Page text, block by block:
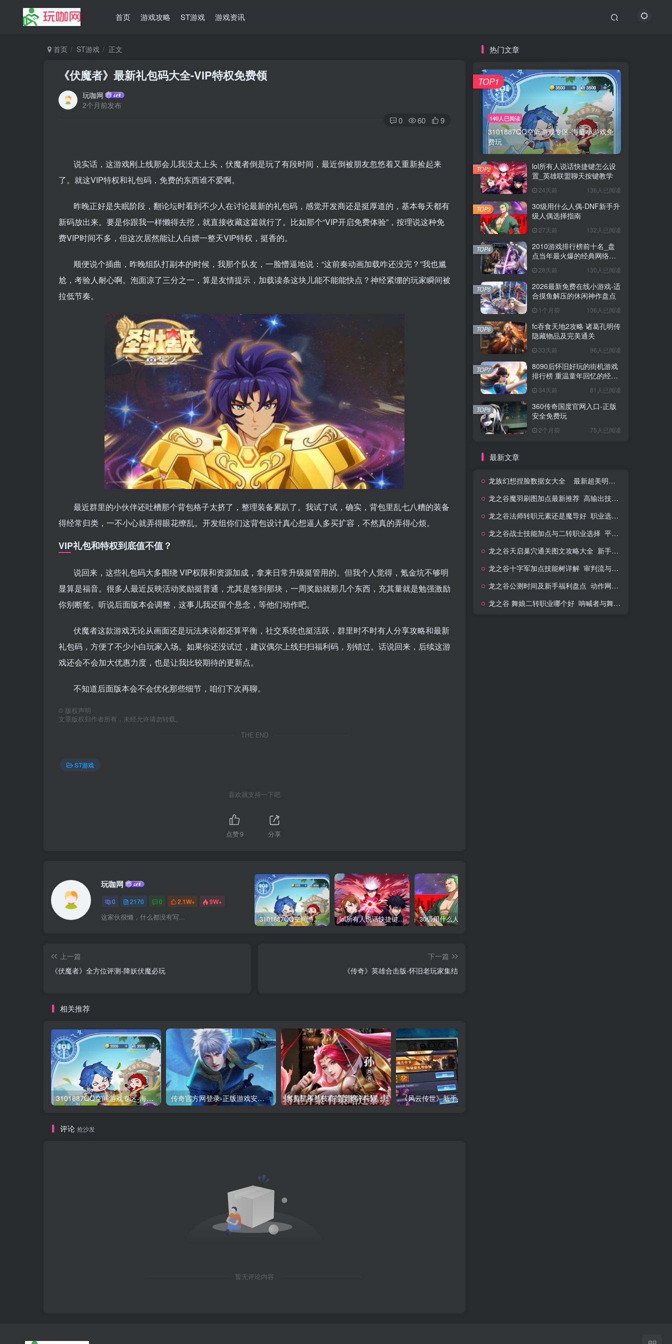
首页 游戏攻略 ST游戏 游戏资讯
首页 ST游戏 正文
《伏魔者》最新礼包码大全-VIP特权免费领
玩咖网
2个月前发布
0 60 9
说实话，这游戏刚上线那会儿我没太上头，伏魔者倒是玩了有段时间，最近倒被朋友忽悠着又重新捡起来
了。就这VIP特权和礼包码，免费的东西谁不爱啊。
昨晚正好是失眠阶段，翻论坛时看到不少人在讨论最新的礼包码，感觉开发商还是挺厚道的，基本每天都有
新码放出来。要是你跟我一样懒得去挖，就直接收藏这篇就行了。比如那个“VIP开启免费体验”，按理说这种免
费VIP时间不多，但这次居然能让人白嫖一整天VIP特权，挺香的。
顺便说个插曲，昨晚组队打副本的时候，我那个队友，一脸懵逼地说：“这前奏动画加载咋还没完？”我也尴
尬，考验人耐心啊。泡面凉了三分之一，算是友情提示，加载读条这块儿能不能能快点？神经紧绷的玩家瞬间被
拉低节奏。
最近群里的小伙伴还吐槽那个背包格子太挤了，整理装备累趴了。我试了试，确实，背包里乱七八糟的装备
得经常归类，一不小心就弄得眼花缭乱。开发组你们这背包设计真心想逼人多买扩容，不然真的弄得心烦。
VIP礼包和特权到底值不值？
说回来，这些礼包码大多围绕 VIP权限和资源加成，拿来日常升级挺管用的。但我个人觉得，氪金坑不够明
显算是福音。很多人最近反映活动奖励挺普通，尤其是签到那块，一周奖励就那几个东西，充其量就是勉强激励
你别断签。听说后面版本会调整，这事儿我还留个悬念，等他们动作吧。
伏魔者这款游戏无论从画面还是玩法来说都还算平衡，社交系统也挺活跃，群里时不时有人分享攻略和最新
礼包码，方便了不少小白玩家入场。如果你还没试过，建议偶尔上线扫扫福利码，别错过。话说回来，后续这游
戏还会不会加大优惠力度，也是让我比较期待的更新点。
不知道后面版本会不会优化那些细节，咱们下次再聊。
© 版权声明
文章版权归作者所有，未经允许请勿转载。
THE END
ST游戏
喜欢就支持一下吧
点赞9 分享
玩咖网
0 2170 0 2.1W+ 9W+
这家伙很懒，什么都没有写... 3101887QQ空间游戏专区-海量小游戏免费玩 lol所有人说话快捷键怎么设置_英雄联盟聊天按键教学
上一篇
《伏魔者》全方位评测-降妖伏魔必玩
下一篇
《传奇》英雄合击版-怀旧老玩家集结
相关推荐
3101887QQ空间游戏专区-海量小游戏免费玩 传奇官方网登录-正版游戏安全保障 奥拉星夜兰技能强度测评与辅助流阵容搭配_玩法心得
评论 抢沙发
暂无评论内容
热门文章
140人已阅读
3101887QQ空间游戏专区-海量小游戏免
费玩
TOP1
lol所有人说话快捷键怎么设
置_英雄联盟聊天按键教学
24天前 136人已阅读
TOP2
30级用什么人偶-DNF新手升
级人偶选择指南
27天前 132人已阅读
TOP3
2010游戏排行榜前十名_盘
点当年最火爆的经典网络游
28天前 130人已阅读
TOP4
2026最新免费在线小游戏-适
合摸鱼解压的休闲神作盘点
1个月前 106人已阅读
TOP5
fc吞食天地2攻略 诸葛孔明传
隐藏物品及完美通关
33天前 96人已阅读
TOP6
8090后怀旧好玩的街机游戏
排行榜 重温童年回忆的经典
34天前 81人已阅读
TOP7
360传奇国度官网入口-正版
安全免费玩
2个月前 75人已阅读
TOP8
最新文章
龙族幻想捏脸数据女大全 _ 最新超美明星脸型导入代码
龙之谷魔羽刷图加点最新推荐_高输出技能连招教学
龙之谷法师转职元素还是魔导好_职业选择深度评测
龙之谷战士技能加点与二转职业选择_平民玩家刷图推荐
龙之谷天启巢穴通关图文攻略大全_新手必备技巧
龙之谷十字军加点技能树详解_审判流与辅助流抉择
龙之谷公测时间及新手福利盘点_动作网游巅峰之作
龙之谷 舞娘二转职业哪个好_呐喊者与舞者技能加点深度解析